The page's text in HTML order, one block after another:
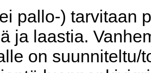
pallo-) tarvitaan
ja laastia.
on suunniteltu/